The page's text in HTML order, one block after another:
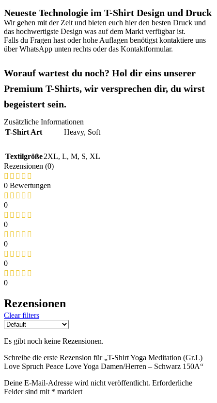
Neueste Technologie im T-Shirt Design und Druck
Wir gehen mit der Zeit und bieten euch hier den besten Druck und
das hochwertigste Design was auf dem Markt verfügbar ist.
Falls du Fragen hast oder hohe Auflagen benötigst kontaktiere uns
über WhatsApp unten rechts oder das Kontaktformular.
Worauf wartest du noch? Hol dir eins unserer
Premium T-Shirts, wir versprechen dir, du wirst
begeistert sein.
Zusätzliche Informationen
T-Shirt Art
Heavy, Soft
Textilgröße2XL, L, M, S, XL
Rezensionen (0)
0 Bewertungen
0
0
0
0
0
Rezensionen
Clear filters
Es gibt noch keine Rezensionen.
Schreibe die erste Rezension für „T-Shirt Yoga Meditation (Gr.L)
Love Spruch Peace Love Yoga Damen/Herren – Schwarz 150A“
Deine E-Mail-Adresse wird nicht veröffentlicht. Erforderliche
Felder sind mit * markiert